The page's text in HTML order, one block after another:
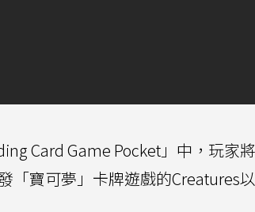
Card Game Pocket」中，玩家
「寶可夢」卡牌遊戲的Creatures